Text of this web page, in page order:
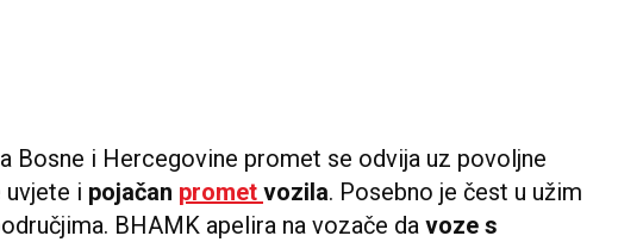
Bosne i Hercegovine promet se odvija uz povoljne
uvjete i pojačan promet vozila. Posebno je čest u užim
BHAMK apelira na vozače da voze s